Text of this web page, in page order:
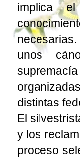
implica
unos
distintas
El
y los
proceso